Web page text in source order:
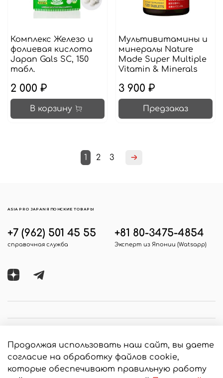
Комплекс Железо и
фолиевая кислота
Japan Gals SC, 150
табл.
2 000 ₽
В корзину
Мультивитамины и
минералы Nature
Made Super Multiple
Vitamin & Minerals
3 900 ₽
Предзаказ
1 2 3
+7 (962) 501 45 55
справочная служба
+81 80-3475-4854
Эксперт из Японии (Watsapp)
ASIA PRO JAPAN ЯПОНСКИЕ ТОВАРЫ
Продолжая использовать наш сайт, вы даете
согласие на обработку файлов cookie,
которые обеспечивают правильную работу